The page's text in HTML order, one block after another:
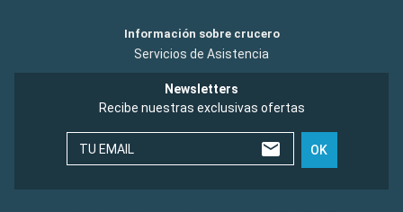
Información sobre crucero
Servicios de Asistencia
Newsletters
Recibe nuestras exclusivas ofertas
TU EMAIL OK